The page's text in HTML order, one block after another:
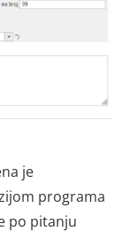
je
programa
po pitanju